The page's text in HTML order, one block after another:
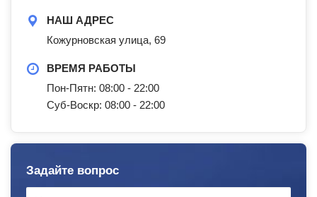
НАШ АДРЕС
Кожурновская улица, 69
ВРЕМЯ РАБОТЫ
Пон-Пятн: 08:00 - 22:00
Суб-Воскр: 08:00 - 22:00
Задайте вопрос